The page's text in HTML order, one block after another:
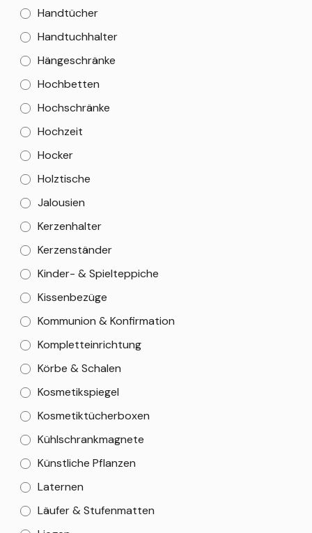
Handtücher
Handtuchhalter
Hängeschränke
Hochbetten
Hochschränke
Hochzeit
Hocker
Holztische
Jalousien
Kerzenhalter
Kerzenständer
Kinder- & Spielteppiche
Kissenbezüge
Kommunion & Konfirmation
Kompletteinrichtung
Körbe & Schalen
Kosmetikspiegel
Kosmetiktücherboxen
Kühlschrankmagnete
Künstliche Pflanzen
Laternen
Läufer & Stufenmatten